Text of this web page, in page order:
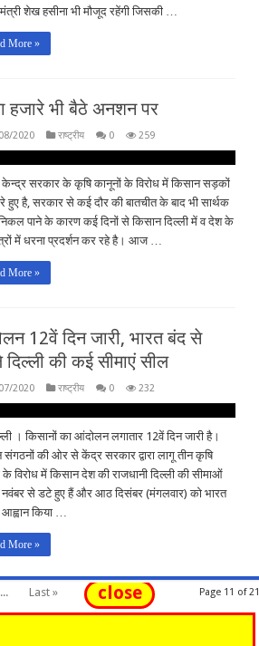
शेख हसीना भी मौजूद रहेंगी जिसकी …
More »
हजारे भी बैठे अनशन पर
2020 राष्ट्रीय 0 259
सरकार के कृषि कानूनों के विरोध में किसान सड़कों
हुए है, सरकार से कई दौर की बातचीत के बाद भी सार्थक
पाने के कारण कई दिनों से किसान दिल्ली में व देश के
में धरना प्रदर्शन कर रहे है। आज …
More »
12वें दिन जारी, भारत बंद से
की कई सीमाएं सील
2020 राष्ट्रीय 0 232
। किसानों का आंदोलन लगातार 12वें दिन जारी है।
संगठनों की ओर से केंद्र सरकार द्वारा लागू तीन कृषि
के विरोध में किसान देश की राजधानी दिल्ली की सीमाओं
नवंबर से डटे हुए हैं और आठ दिसंबर (मंगलवार) को भारत
किया …
More »
Page 11 of 21
... Last » close